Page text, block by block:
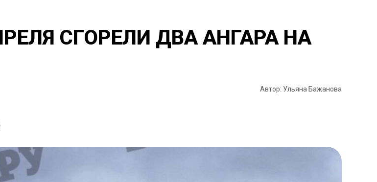
СГОРЕЛИ ДВА АНГАРА НА
Автор: Ульяна Бажанова